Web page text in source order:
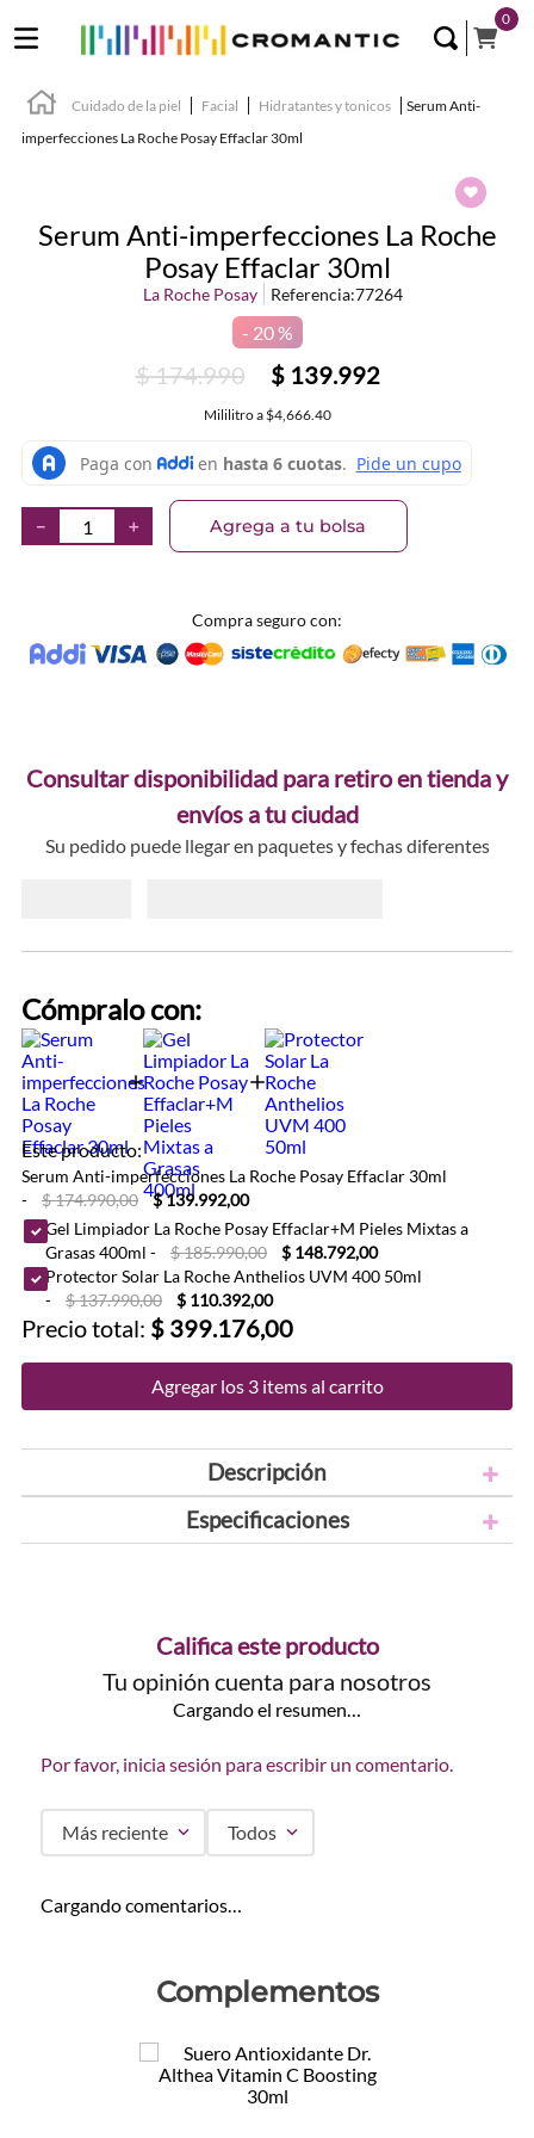
0
Cuidado de la piel Facial Hidratantes y tonicos
Serum Anti-
imperfecciones La Roche Posay Effaclar 30ml
Serum Anti-imperfecciones La Roche
Posay Effaclar 30ml
La Roche Posay Referencia:77264
20 %
$174.990 $ 139.992
Mililitroa $4,666.40
＋
－ Agrega a tu bolsa
Compra seguro con:
Consultar disponibilidad para retiro en tienda y
envíos a tu ciudad
Su pedido puede llegar en paquetes y fechas diferentes
Cómpralo con:
Este producto:
Serum Anti-imperfecciones La Roche Posay Effaclar 30ml
-
$ 174.990,00
$ 139.992,00
Gel Limpiador La Roche Posay Effaclar+M Pieles Mixtas a
Grasas 400ml - $ 185.990,00
$ 148.792,00
Protector Solar La Roche Anthelios UVM 400 50ml
-
$ 137.990,00 $ 110.392,00
Precio total: $ 399.176,00
Agregar los 3 items al carrito
Descripción
Especificaciones
Califica este producto
Tu opinión cuenta para nosotros
Cargando el resumen…
Por favor, inicia sesión para escribir un comentario.
Más reciente Todos
Cargando comentarios…
Complementos